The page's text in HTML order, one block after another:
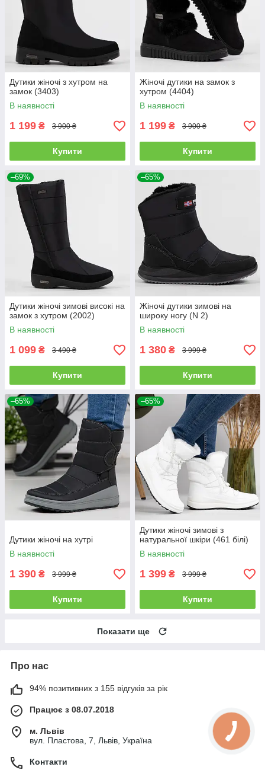
Дутики жіночі з хутром на
замок (3403)
В наявності
1 199 ₴ 3 900 ₴
Купити
Жіночі дутики на замок з
хутром (4404)
В наявності
1 199 ₴ 3 900 ₴
Купити
–69%
Дутики жіночі зимові високі на
замок з хутром (2002)
В наявності
1 099 ₴ 3 490 ₴
Купити
–65%
Жіночі дутики зимові на
широку ногу (N 2)
В наявності
1 380 ₴ 3 999 ₴
Купити
–65%
Дутики жіночі на хутрі
В наявності
1 390 ₴ 3 999 ₴
Купити
–65%
Дутики жіночі зимові з
натуральної шкіри (461 білі)
В наявності
1 399 ₴ 3 999 ₴
Купити
Показати ще
Про нас
94% позитивних з 155 відгуків за рік
Працює з 08.07.2018
м. Львів
вул. Пластова, 7, Львів, Україна
Контакти